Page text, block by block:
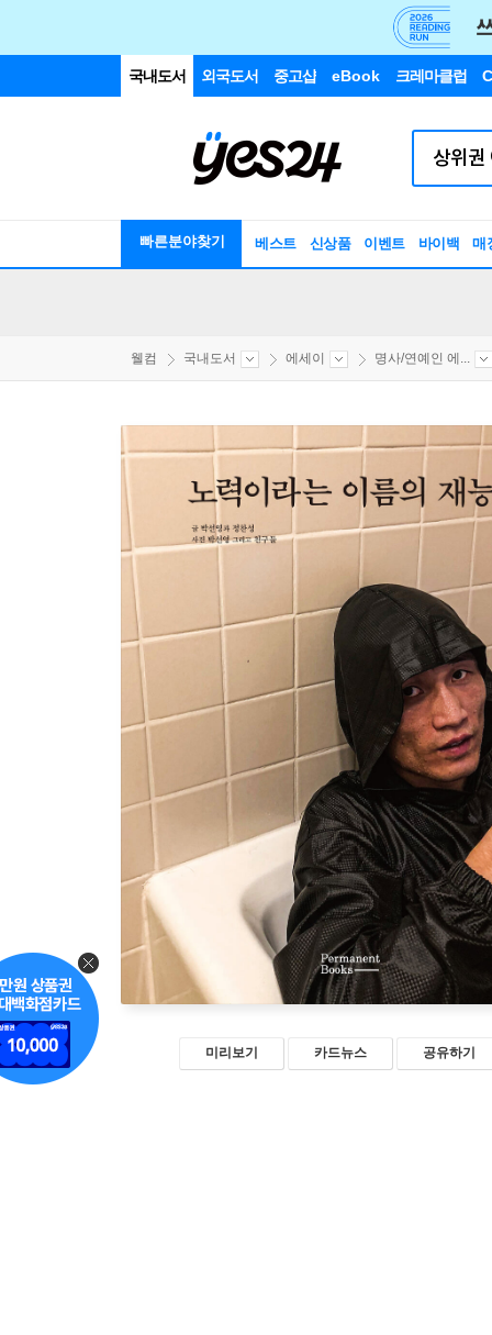
국내도서 외국도서 중고샵 eBook 크레마클럽
빠른분야찾기 베스트 신상품 이벤트 바이백 매
웰컴 국내도서 에세이 명사/연예인 에...
미리보기 카드뉴스 공유하기